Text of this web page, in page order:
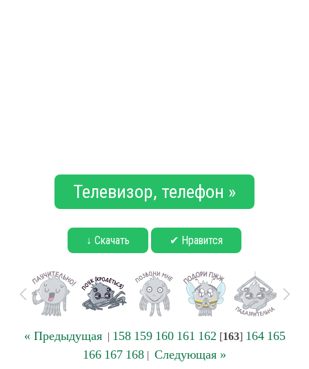
Телевизор, телефон »
↓ Скачать ✔ Нравится
« Предыдущая| 158 159 160 161 162 [163] 164 165
166 167 168 | Следующая »